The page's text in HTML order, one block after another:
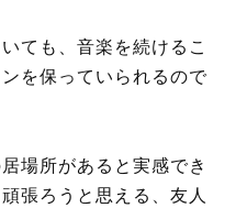
ても、音楽を続けるこ
を保っていられるので
場所があると実感でき
張ろうと思える、友人